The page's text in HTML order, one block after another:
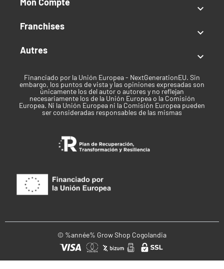

Franchises

Autres

Financiado por la Unión Europea - NextGenerationEU. Sin
embargo, los puntos de vista y las opiniones expresadas son
únicamente los del autor o autores y no reflejan
necesariamente los de la Unión Europea o la Comisión
Europea. Ni la Unión Europea ni la Comisión Europea pueden
ser consideradas responsables de las mismas
© %année% Grow Shop Cogolandia